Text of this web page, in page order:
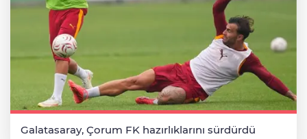
Galatasaray, Çorum FK hazırlıklarını sürdürdü